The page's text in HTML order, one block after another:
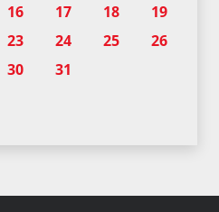
16 17 18
19
23 24 25
26
30 31